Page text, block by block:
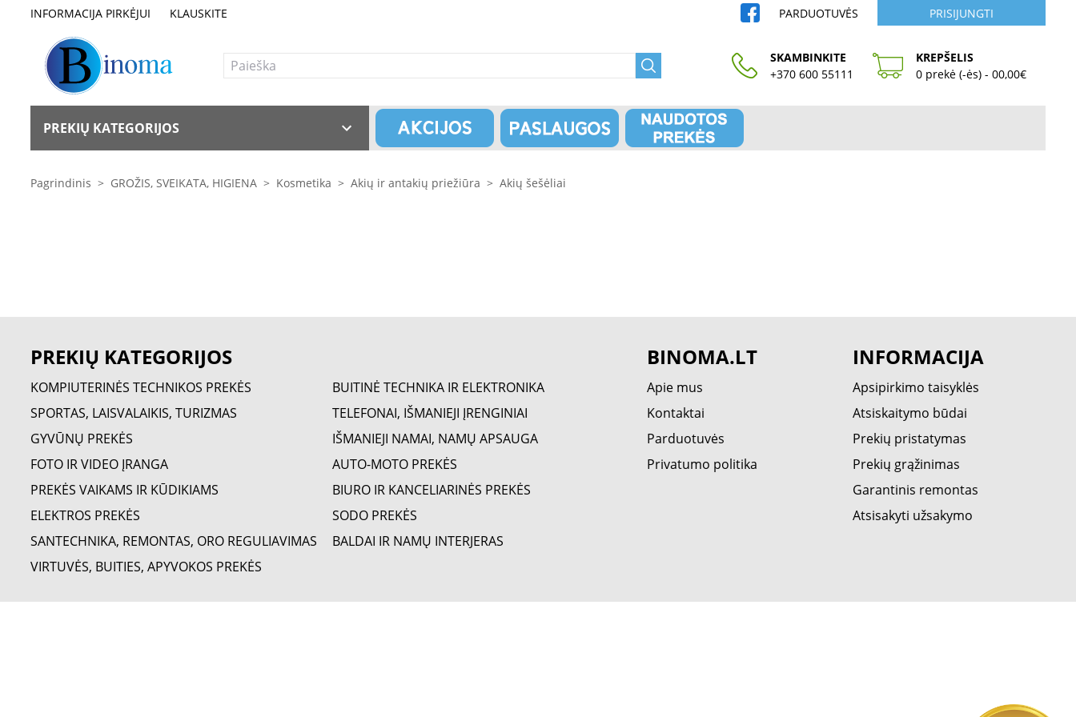
INFORMACIJA PIRKĖJUI KLAUSKITE PARDUOTUVĖS PRISIJUNGTI
SKAMBINKITE
+370 600 55111
KREPŠELIS
0 prekė (-ės) - 00,00€
PREKIŲ KATEGORIJOS
Pagrindinis > GROŽIS, SVEIKATA, HIGIENA > Kosmetika > Akių ir antakių priežiūra > Akių šešėliai
PREKIŲ KATEGORIJOS
KOMPIUTERINĖS TECHNIKOS PREKĖS
BUITINĖ TECHNIKA IR ELEKTRONIKA
SPORTAS, LAISVALAIKIS, TURIZMAS
TELEFONAI, IŠMANIEJI ĮRENGINIAI
GYVŪNŲ PREKĖS
IŠMANIEJI NAMAI, NAMŲ APSAUGA
SANTECHNIKA, REMONTAS, ORO REGULIAVIMAS
FOTO IR VIDEO ĮRANGA
AUTO-MOTO PREKĖS
PREKĖS VAIKAMS IR KŪDIKIAMS
BIURO IR KANCELIARINĖS PREKĖS
ELEKTROS PREKĖS
SODO PREKĖS
BALDAI IR NAMŲ INTERJERAS
VIRTUVĖS, BUITIES, APYVOKOS PREKĖS
BINOMA.LT
Apie mus
Kontaktai
Parduotuvės
Privatumo politika
INFORMACIJA
Apsipirkimo taisyklės
Atsiskaitymo būdai
Prekių pristatymas
Prekių grąžinimas
Garantinis remontas
Atsisakyti užsakymo